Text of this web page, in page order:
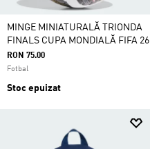
MINGE MINIATURALĂ TRIONDA
FINALS CUPA MONDIALĂ FIFA 26
RON 75.00
Fotbal
Stoc epuizat